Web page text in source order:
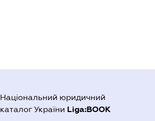
Національний юридичний
каталог України Liga:BOOK